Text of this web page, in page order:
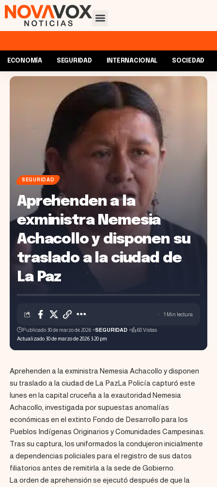
ECONOMÍA SEGURIDAD INTERNACIONAL SOCIEDAD
SEGURIDAD
Aprehenden a la
exministra Nemesia
Achacollo y disponen su
traslado a la ciudad de
La Paz
Actualizado 30 de marzo de 2026 3:20 pm
Publicado 30 de marzo de 2026 SEGURIDAD 68 Vistas
1 Min lectura
Aprehenden a la exministra Nemesia Achacollo y disponen
su traslado a la ciudad de La PazLa Policía capturó este
lunes en la capital cruceña a la exautoridad Nemesia
Achacollo, investigada por supuestas anomalías
económicas en el extinto Fondo de Desarrollo para los
Pueblos Indígenas Originarios y Comunidades Campesinas.
Tras su captura, los uniformados la condujeron inicialmente
a dependencias policiales para el registro de sus datos
filiatorios antes de remitirla a la sede de Gobierno.
La orden de aprehensión se ejecutó después de que la